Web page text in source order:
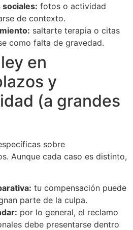
sociales: fotos o actividad
de contexto.
saltarte terapia o citas
como falta de gravedad.
en
y
(a grandes
sobre
Aunque cada caso es distinto,
tu compensación puede
parte de la culpa.
por lo general, el reclamo
debe presentarse dentro